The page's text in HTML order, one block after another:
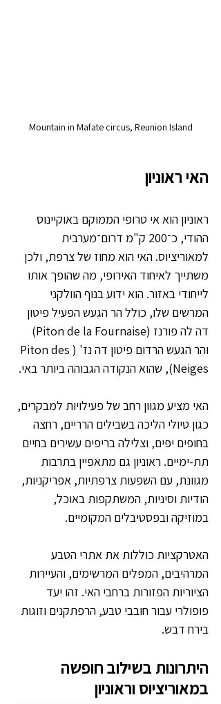
Mountain in Mafate circus, Reunion Island
האי ראוניון
ראוניון הוא אי טרופי הממוקם באוקיינוס
ההודי, כ־200 ק"מ דרום־מערבית
למאוריציוס. האי הוא מחוז של צרפת, ולכן
משתייך לאיחוד האירופי, מה שהופך אותו
לייחודי באזור. הוא ידוע בנוף הוולקני
המרשים שלו, כולל הר הגעש הפעיל פיטון
דה לה פורנז (Piton de la Fournaise)
והר הגעש הרדום פיטון דה נז' (Piton des
Neiges), שהוא הנקודה הגבוהה ביותר באי.
האי מציע מגוון רחב של פעילויות למבקרים,
כגון טיולי הליכה בשבילים הרריים, רחצה
בחופים יפים, וצלילה בריפים עשירים בחיים
תת-ימיים. ראוניון גם מתאפיין בתרבות
מגוונת, עם השפעות צרפתיות, אפריקניות,
הודיות וסיניות, המשתקפות באוכל,
במוזיקה ובפסטיבלים המקומיים.
האטרקציות כוללות את אתרי הטבע
המרהיבים, המפלים המרשימים, והעיירות
הציוריות הפזורות ברחבי האי. זהו יעד
פופולרי עבור חובבי טבע, הרפתקנים וזוגות
בירח דבש.
היתרונות בשילוב חופשה
במאוריציוס וראוניון